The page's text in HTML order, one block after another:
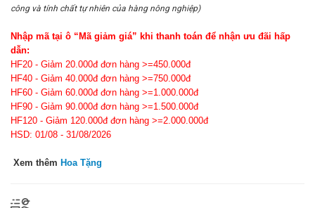
công và tính chất tự nhiên của hàng nông nghiệp)
Nhập mã tại ô “Mã giảm giá” khi thanh toán để nhận ưu đãi hấp
dẫn:
HF20 - Giảm 20.000đ đơn hàng >=450.000đ
HF40 - Giảm 40.000đ đơn hàng >=750.000đ
HF60 - Giảm 60.000đ đơn hàng >=1.000.000đ
HF90 - Giảm 90.000đ đơn hàng >=1.500.000đ
HF120 - Giảm 120.000đ đơn hàng >=2.000.000đ
HSD: 01/08 - 31/08/2026
Xem thêm Hoa Tặng